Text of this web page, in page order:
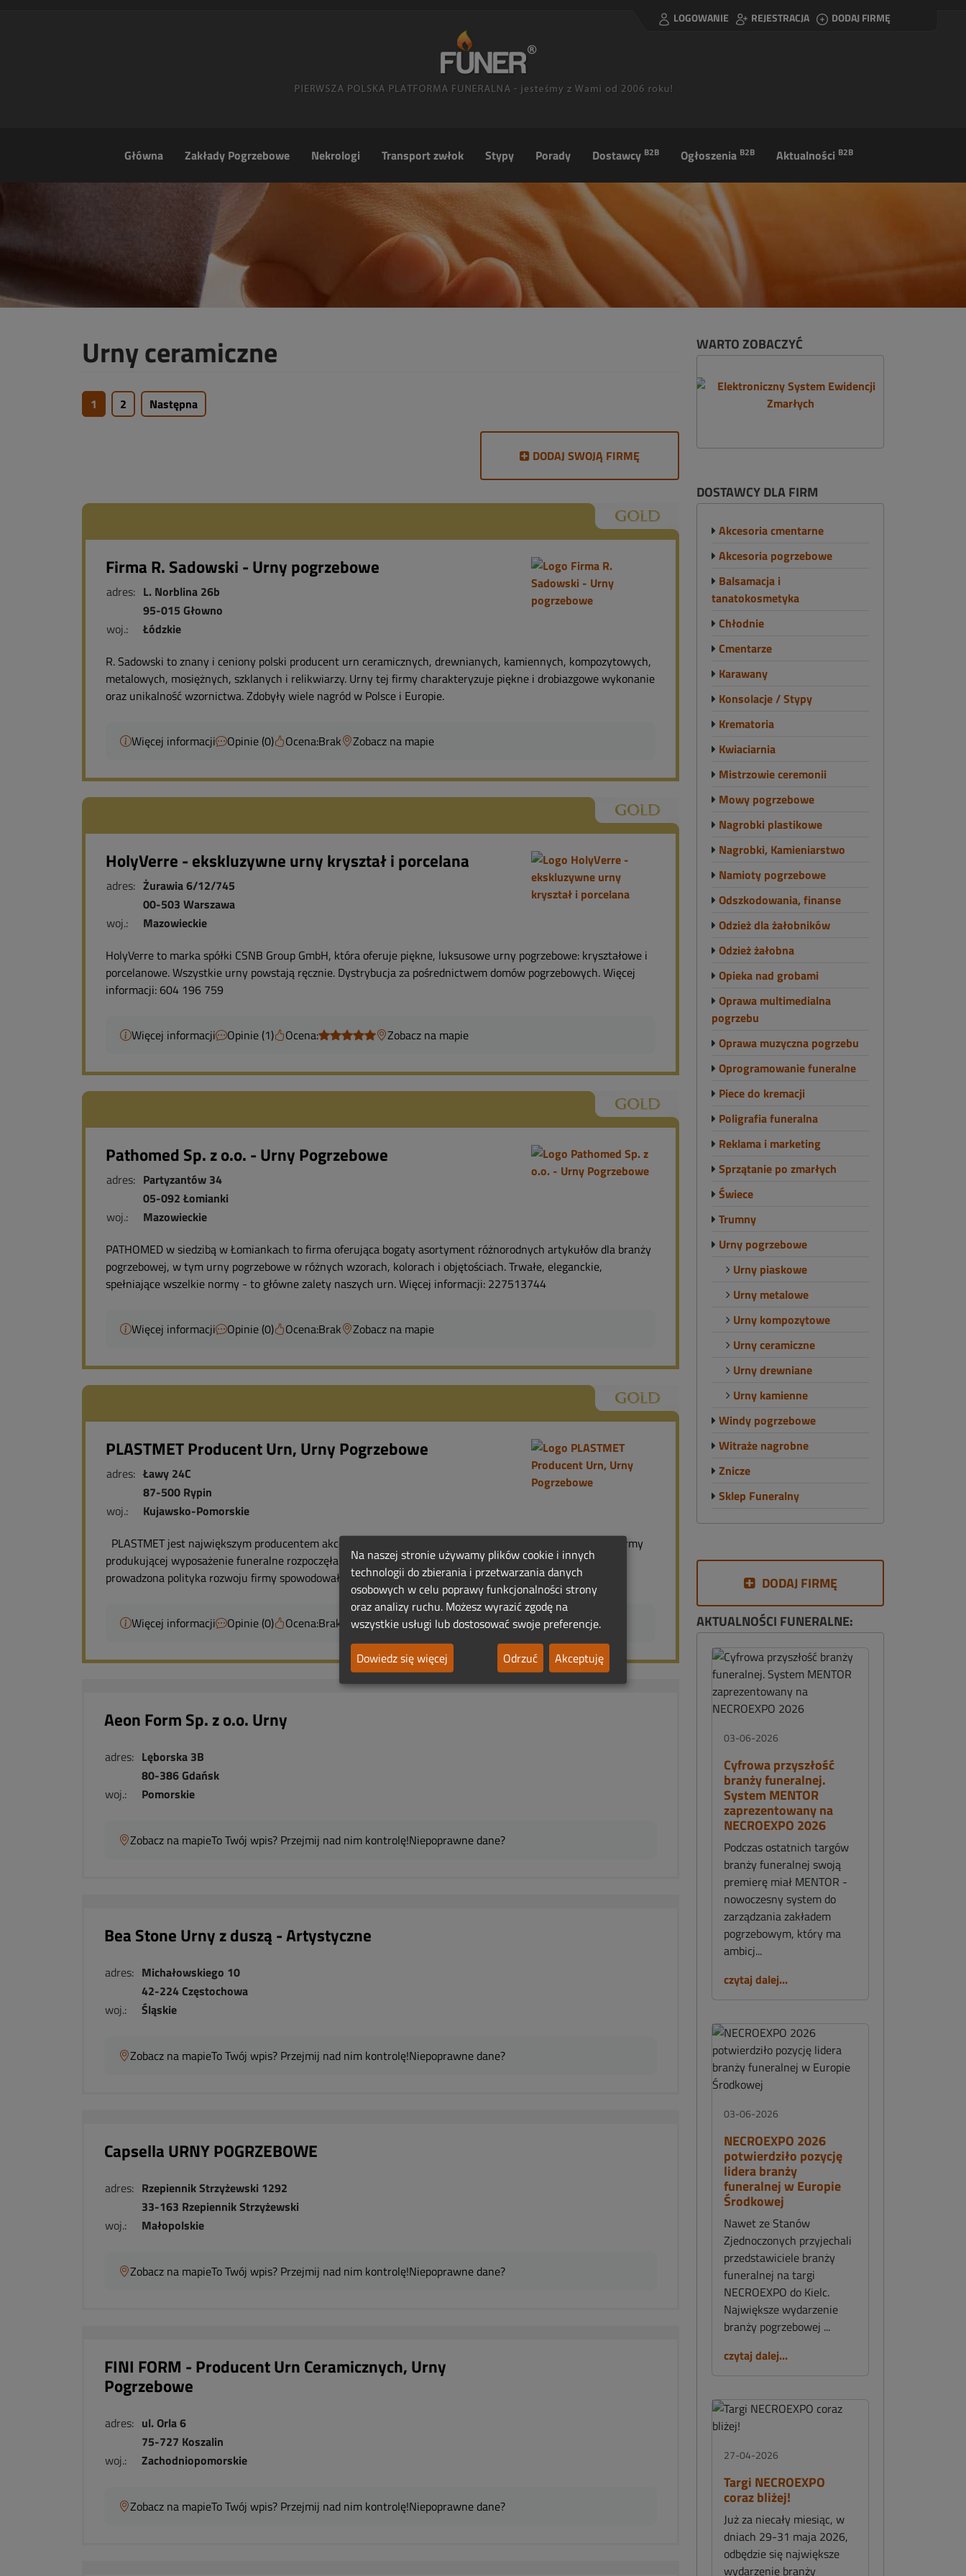
LOGOWANIE REJESTRACJA DODAJ FIRMĘ
Główna Zakłady Pogrzebowe Nekrologi Transport zwłok Stypy Porady Dostawcy B2B Ogłoszenia B2B Aktualności B2B
Urny ceramiczne
1 2 Następna
DODAJ SWOJĄ FIRMĘ
Firma R. Sadowski - Urny pogrzebowe
adres: L. Norblina 26b
95-015 Głowno
woj.:
Łódzkie
R. Sadowski to znany i ceniony polski producent urn ceramicznych, drewnianych, kamiennych, kompozytowych,
metalowych, mosiężnych, szklanych i relikwiarzy. Urny tej firmy charakteryzuje piękne i drobiazgowe wykonanie
oraz unikalność wzornictwa. Zdobyły wiele nagród w Polsce i Europie.
Więcej informacji Opinie (0) Ocena:Brak Zobacz na mapie
HolyVerre - ekskluzywne urny kryształ i porcelana
adres: Żurawia 6/12/745
00-503 Warszawa
woj.:
Mazowieckie
HolyVerre to marka spółki CSNB Group GmbH, która oferuje piękne, luksusowe urny pogrzebowe: kryształowe i
porcelanowe. Wszystkie urny powstają ręcznie. Dystrybucja za pośrednictwem domów pogrzebowych. Więcej
informacji: 604 196 759
Więcej informacji Opinie (1) Ocena: Zobacz na mapie
Pathomed Sp. z o.o. - Urny Pogrzebowe
adres: Partyzantów 34
05-092 Łomianki
woj.:
Mazowieckie
PATHOMED w siedzibą w Łomiankach to firma oferująca bogaty asortyment różnorodnych artykułów dla branży
pogrzebowej, w tym urny pogrzebowe w różnych wzorach, kolorach i objętościach. Trwałe, eleganckie,
spełniające wszelkie normy - to główne zalety naszych urn. Więcej informacji: 227513744
Więcej informacji Opinie (0) Ocena:Brak Zobacz na mapie
PLASTMET Producent Urn, Urny Pogrzebowe
adres: Ławy 24C
87-500 Rypin
woj.:
Kujawsko-Pomorskie
PLASTMET jest największym producentem akcesoriów i urn pogrzebowych w tej cześci Europy. Historia firmy
produkującej wyposażenie funeralne rozpoczęła się w sierpniu 1994 roku w Rypinie. Konsekwentnie
prowadzona polityka rozwoju firmy spowodowała, że obecnie posiadamy nowoczesną infra...
Więcej informacji Opinie (0) Ocena:Brak Zobacz na mapie
Aeon Form Sp. z o.o. Urny
adres: Lęborska 3B
80-386 Gdańsk
woj.:
Pomorskie
Zobacz na mapieTo Twój wpis? Przejmij nad nim kontrolę!Niepoprawne dane?
Bea Stone Urny z duszą - Artystyczne
adres: Michałowskiego 10
42-224 Częstochowa
woj.:
Śląskie
Zobacz na mapieTo Twój wpis? Przejmij nad nim kontrolę!Niepoprawne dane?
Capsella URNY POGRZEBOWE
adres: Rzepiennik Strzyżewski 1292
33-163 Rzepiennik Strzyżewski
woj.:
Małopolskie
Zobacz na mapieTo Twój wpis? Przejmij nad nim kontrolę!Niepoprawne dane?
FINI FORM - Producent Urn Ceramicznych, Urny
Pogrzebowe
adres: ul. Orla 6
75-727 Koszalin
woj.:
Zachodniopomorskie
Zobacz na mapieTo Twój wpis? Przejmij nad nim kontrolę!Niepoprawne dane?
WARTO ZOBACZYĆ
DOSTAWCY DLA FIRM
Akcesoria cmentarne
Akcesoria pogrzebowe
Balsamacja i
tanatokosmetyka
Chłodnie
Cmentarze
Karawany
Konsolacje / Stypy
Krematoria
Kwiaciarnia
Mistrzowie ceremonii
Mowy pogrzebowe
Nagrobki plastikowe
Nagrobki, Kamieniarstwo
Namioty pogrzebowe
Odszkodowania, finanse
Odzież dla żałobników
Odzież żałobna
Opieka nad grobami
Oprawa multimedialna
pogrzebu
Oprawa muzyczna pogrzebu
Oprogramowanie funeralne
Piece do kremacji
Poligrafia funeralna
Reklama i marketing
Sprzątanie po zmarłych
Świece
Trumny
Urny pogrzebowe
Urny piaskowe
Urny metalowe
Urny kompozytowe
Urny ceramiczne
Urny drewniane
Urny kamienne
Windy pogrzebowe
Witraże nagrobne
Znicze
Sklep Funeralny
DODAJ FIRMĘ
AKTUALNOŚCI FUNERALNE:
03-06-2026
Cyfrowa przyszłość
branży funeralnej.
System MENTOR
zaprezentowany na
NECROEXPO 2026
Podczas ostatnich targów
branży funeralnej swoją
premierę miał MENTOR -
nowoczesny system do
zarządzania zakładem
pogrzebowym, który ma
ambicj...
czytaj dalej...
03-06-2026
NECROEXPO 2026
potwierdziło pozycję
lidera branży
funeralnej w Europie
Środkowej
Nawet ze Stanów
Zjednoczonych przyjechali
przedstawiciele branży
funeralnej na targi
NECROEXPO do Kielc.
Największe wydarzenie
branży pogrzebowej ...
czytaj dalej...
27-04-2026
Targi NECROEXPO
coraz bliżej!
Już za niecały miesiąc, w
dniach 29-31 maja 2026,
odbędzie się największe
wydarzenie branży
Na naszej stronie używamy plików cookie i innych
technologii do zbierania i przetwarzania danych
osobowych w celu poprawy funkcjonalności strony
oraz analizy ruchu. Możesz wyrazić zgodę na
wszystkie usługi lub dostosować swoje preferencje.
Dowiedz się więcej
Odrzuć Akceptuję